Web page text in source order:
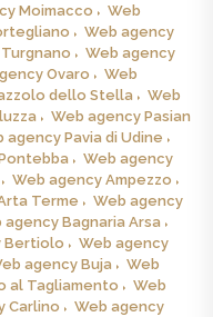
Moimacco
Web
Web agency
Web agency
Ovaro
Web
dello Stella
Web
Web agency Pasian
agency Pavia di Udine
Web agency
Web agency Ampezzo
Terme
Web agency
agency Bagnaria Arsa
Bertiolo
Web agency
agency Buja
Web
al Tagliamento
Web
Carlino
Web agency